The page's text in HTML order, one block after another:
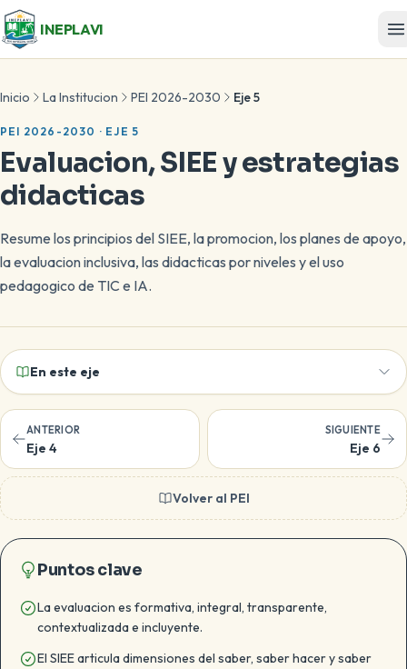
INEPLAVI
Inicio La Institucion PEI 2026-2030 Eje 5
PEI 2026-2030 · EJE 5
Evaluacion, SIEE y estrategias
didacticas
Resume los principios del SIEE, la promocion, los planes de apoyo,
la evaluacion inclusiva, las didacticas por niveles y el uso
pedagogico de TIC e IA.
En este eje
ANTERIOR
Eje 4
SIGUIENTE
Eje 6
Volver al PEI
Puntos clave
La evaluacion es formativa, integral, transparente,
contextualizada e incluyente.
El SIEE articula dimensiones del saber, saber hacer y saber